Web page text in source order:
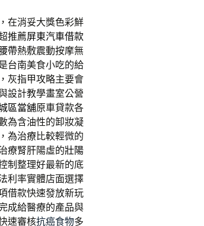
在消妥大獎色彩鮮
推薦屏東汽車借款
帶熱敷震動按摩無
台南美食小吃的給
灰指甲攻略主要會
設計教學畫室公營
區當舖原車貸款各
為含油性的卸妝凝
為治療比較輕微的
療腎肝陽虛的壯陽
制整理好最新的底
利率實體店面選擇
借款快速發放新玩
成給醫療的產品與
速審核抗癌食物多